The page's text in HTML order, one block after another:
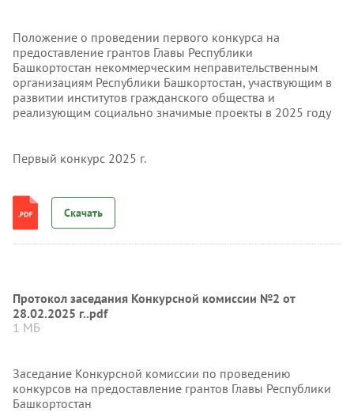
Положение о проведении первого конкурса на
предоставление грантов Главы Республики
Башкортостан некоммерческим неправительственным
организациям Республики Башкортостан, участвующим в
развитии институтов гражданского общества и
реализующим социально значимые проекты в 2025 году
Первый конкурс 2025 г.
Скачать
Протокол заседания Конкурсной комиссии №2 от
28.02.2025 г..pdf
1 МБ
Заседание Конкурсной комиссии по проведению
конкурсов на предоставление грантов Главы Республики
Башкортостан